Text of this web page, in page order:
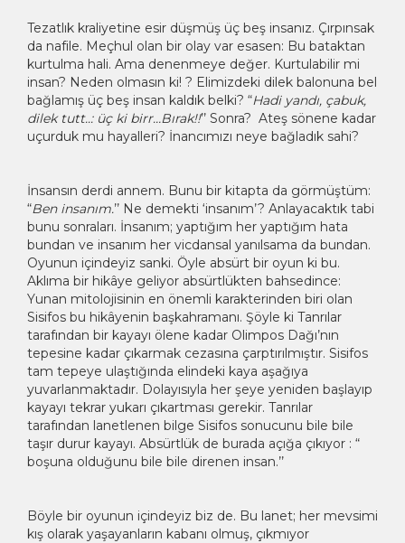
Tezatlık kraliyetine esir düşmüş üç beş insanız. Çırpınsak
da nafile. Meçhul olan bir olay var esasen: Bu bataktan
kurtulma hali. Ama denenmeye değer. Kurtulabilir mi
insan? Neden olmasın ki! ? Elimizdeki dilek balonuna bel
bağlamış üç beş insan kaldık belki? “Hadi yandı, çabuk,
dilek tutt..: üç ki birr…Bırak!!’’ Sonra? Ateş sönene kadar
uçurduk mu hayalleri? İnancımızı neye bağladık sahi?
İnsansın derdi annem. Bunu bir kitapta da görmüştüm:
“Ben insanım.’’ Ne demekti ‘insanım’? Anlayacaktık tabi
bunu sonraları. İnsanım; yaptığım her yaptığım hata
bundan ve insanım her vicdansal yanılsama da bundan.
Oyunun içindeyiz sanki. Öyle absürt bir oyun ki bu.
Aklıma bir hikâye geliyor absürtlükten bahsedince:
Yunan mitolojisinin en önemli karakterinden biri olan
Sisifos bu hikâyenin başkahramanı. Şöyle ki Tanrılar
tarafından bir kayayı ölene kadar Olimpos Dağı’nın
tepesine kadar çıkarmak cezasına çarptırılmıştır. Sisifos
tam tepeye ulaştığında elindeki kaya aşağıya
yuvarlanmaktadır. Dolayısıyla her şeye yeniden başlayıp
kayayı tekrar yukarı çıkartması gerekir. Tanrılar
tarafından lanetlenen bilge Sisifos sonucunu bile bile
taşır durur kayayı. Absürtlük de burada açığa çıkıyor : “
boşuna olduğunu bile bile direnen insan.’’
Böyle bir oyunun içindeyiz biz de. Bu lanet; her mevsimi
kış olarak yaşayanların kabanı olmuş, çıkmıyor